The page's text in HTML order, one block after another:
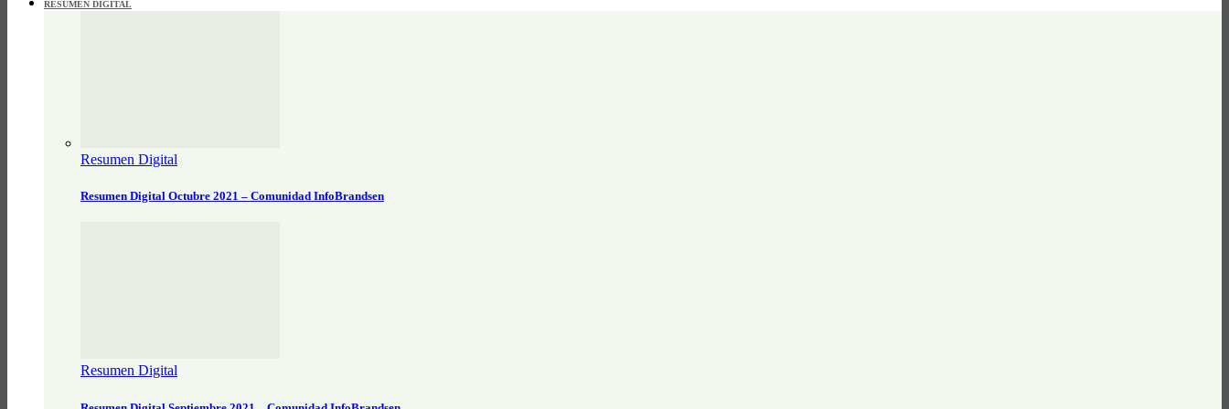
RESUMEN DIGITAL
Resumen Digital
Resumen Digital Octubre 2021 – Comunidad InfoBrandsen
Resumen Digital